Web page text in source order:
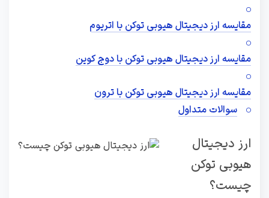
مقایسه ارز دیجیتال هیوبی توکن با اتریوم
مقایسه ارز دیجیتال هیوبی توکن با دوج کوین
مقایسه ارز دیجیتال هیوبی توکن با ترون
سوالات متداول
ارز دیجیتال
هیوبی توکن
چیست؟